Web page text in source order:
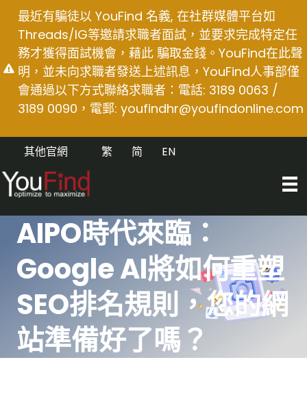
content
最近有騙徒以 YouFind 名義, 在社群媒體平台如
Threads/IG等邀請求職者面試，並要求完成特定任
務才獲得面試機會，藉此 騙取金錢。YouFind在此聲
明，並未向求職者發送上述訊息，YouFind人事部僅
會通過以下方式聯絡求職者：電話: 3189 0063 /
3189 0090，電郵: youfindhr@youfindonline.com
其他官網 EN
简
繁
AIPO時代來臨：
Google AI將如何重塑
SEO排名規則，您的網
站準備好了嗎？